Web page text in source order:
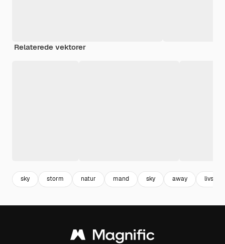
Relaterede vektorer
sky storm natur mand sky away livsstil